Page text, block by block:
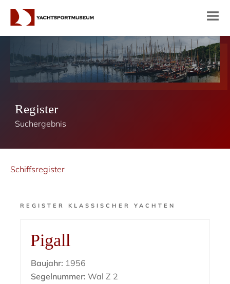
Register
Suchergebnis
Schiffsregister
REGISTER KLASSISCHER YACHTEN
Pigall
Baujahr: 1956
Segelnummer: Wal Z 2